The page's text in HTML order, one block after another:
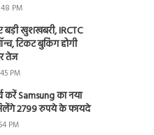
PM
बड़ी खुशखबरी, IRCTC
टिकट बुकिंग होगी
तेज
PM
करें Samsung का नया
2799 रुपये के फायदे
PM